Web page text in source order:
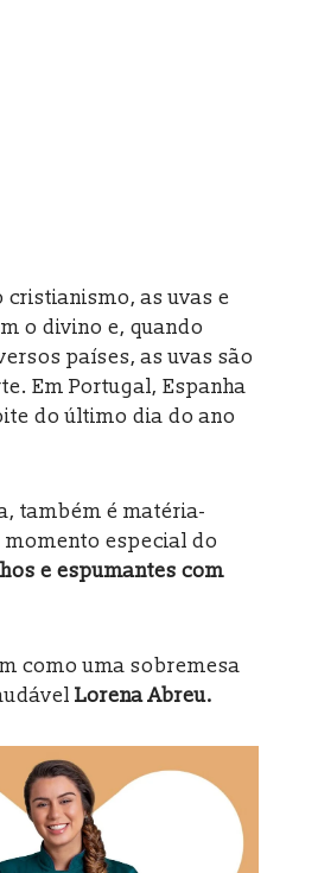
cristianismo, as uvas e
o divino e, quando
países, as uvas são
Em Portugal, Espanha
do último dia do ano
também é matéria-
especial do
e espumantes com
como uma sobremesa
Lorena Abreu.